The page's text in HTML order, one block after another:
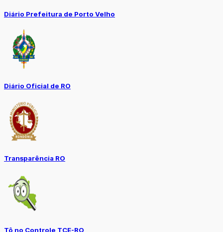
Diário Prefeitura de Porto Velho
Diário Oficial de RO
Transparência RO
Tô no Controle TCE-RO